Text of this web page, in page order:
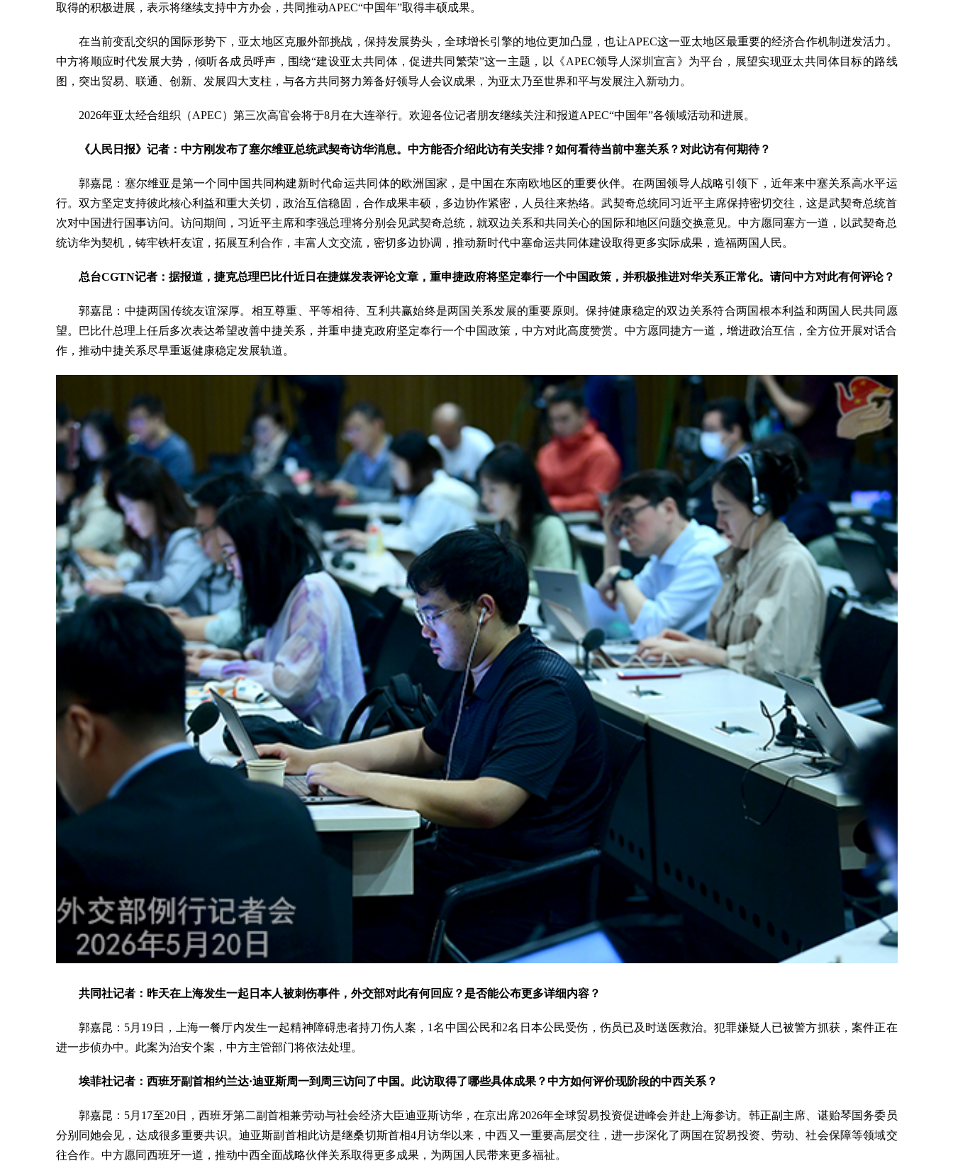
取得的积极进展，表示将继续支持中方办会，共同推动APEC“中国年”取得丰硕成果。
在当前变乱交织的国际形势下，亚太地区克服外部挑战，保持发展势头，全球增长引擎的地位更加凸显，也让APEC这一亚太地区最重要的经济合作机制迸发活力。
中方将顺应时代发展大势，倾听各成员呼声，围绕“建设亚太共同体，促进共同繁荣”这一主题，以《APEC领导人深圳宣言》为平台，展望实现亚太共同体目标的路线
图，突出贸易、联通、创新、发展四大支柱，与各方共同努力筹备好领导人会议成果，为亚太乃至世界和平与发展注入新动力。
2026年亚太经合组织（APEC）第三次高官会将于8月在大连举行。欢迎各位记者朋友继续关注和报道APEC“中国年”各领域活动和进展。
《人民日报》记者：中方刚发布了塞尔维亚总统武契奇访华消息。中方能否介绍此访有关安排？如何看待当前中塞关系？对此访有何期待？
郭嘉昆：塞尔维亚是第一个同中国共同构建新时代命运共同体的欧洲国家，是中国在东南欧地区的重要伙伴。在两国领导人战略引领下，近年来中塞关系高水平运
行。双方坚定支持彼此核心利益和重大关切，政治互信稳固，合作成果丰硕，多边协作紧密，人员往来热络。武契奇总统同习近平主席保持密切交往，这是武契奇总统首
次对中国进行国事访问。访问期间，习近平主席和李强总理将分别会见武契奇总统，就双边关系和共同关心的国际和地区问题交换意见。中方愿同塞方一道，以武契奇总
统访华为契机，铸牢铁杆友谊，拓展互利合作，丰富人文交流，密切多边协调，推动新时代中塞命运共同体建设取得更多实际成果，造福两国人民。
总台CGTN记者：据报道，捷克总理巴比什近日在捷媒发表评论文章，重申捷政府将坚定奉行一个中国政策，并积极推进对华关系正常化。请问中方对此有何评论？
郭嘉昆：中捷两国传统友谊深厚。相互尊重、平等相待、互利共赢始终是两国关系发展的重要原则。保持健康稳定的双边关系符合两国根本利益和两国人民共同愿
望。巴比什总理上任后多次表达希望改善中捷关系，并重申捷克政府坚定奉行一个中国政策，中方对此高度赞赏。中方愿同捷方一道，增进政治互信，全方位开展对话合
作，推动中捷关系尽早重返健康稳定发展轨道。
共同社记者：昨天在上海发生一起日本人被刺伤事件，外交部对此有何回应？是否能公布更多详细内容？
郭嘉昆：5月19日，上海一餐厅内发生一起精神障碍患者持刀伤人案，1名中国公民和2名日本公民受伤，伤员已及时送医救治。犯罪嫌疑人已被警方抓获，案件正在
进一步侦办中。此案为治安个案，中方主管部门将依法处理。
埃菲社记者：西班牙副首相约兰达·迪亚斯周一到周三访问了中国。此访取得了哪些具体成果？中方如何评价现阶段的中西关系？
郭嘉昆：5月17至20日，西班牙第二副首相兼劳动与社会经济大臣迪亚斯访华，在京出席2026年全球贸易投资促进峰会并赴上海参访。韩正副主席、谌贻琴国务委员
分别同她会见，达成很多重要共识。迪亚斯副首相此访是继桑切斯首相4月访华以来，中西又一重要高层交往，进一步深化了两国在贸易投资、劳动、社会保障等领域交
往合作。中方愿同西班牙一道，推动中西全面战略伙伴关系取得更多成果，为两国人民带来更多福祉。